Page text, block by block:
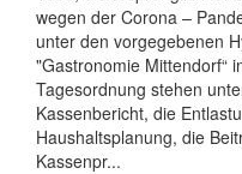
wegen der Corona –
unter den vorgegebenen
"Gastronomie Mittendorf“
Tagesordnung stehen
Kassenbericht, die
Haushaltsplanung, die
Kassenpr...